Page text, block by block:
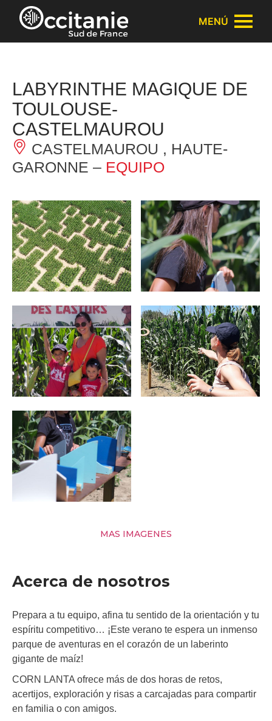
Panel de gestión de cookies
MENÚ
LABYRINTHE MAGIQUE DE
TOULOUSE-
CASTELMAUROU
CASTELMAUROU , HAUTE-
GARONNE – EQUIPO
MAS IMAGENES
Acerca de nosotros
Prepara a tu equipo, afina tu sentido de la orientación y tu
espíritu competitivo… ¡Este verano te espera un inmenso
parque de aventuras en el corazón de un laberinto
gigante de maíz!
CORN LANTA ofrece más de dos horas de retos,
acertijos, exploración y risas a carcajadas para compartir
en familia o con amigos.